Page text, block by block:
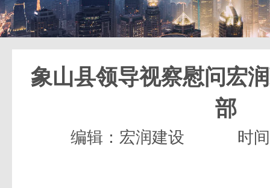
象山县领导视察慰问宏
部
编辑：宏润建设 时